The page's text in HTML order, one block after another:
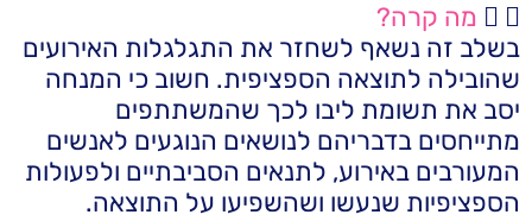
מה קרה?
בשלב זה נשאף לשחזר את התגלגלות האירועים
שהובילה לתוצאה הספציפית. חשוב כי המנחה
יסב את תשומת ליבו לכך שהמשתתפים
מתייחסים בדבריהם לנושאים הנוגעים לאנשים
המעורבים באירוע, לתנאים הסביבתיים ולפעולות
הספציפיות שנעשו ושהשפיעו על התוצאה.